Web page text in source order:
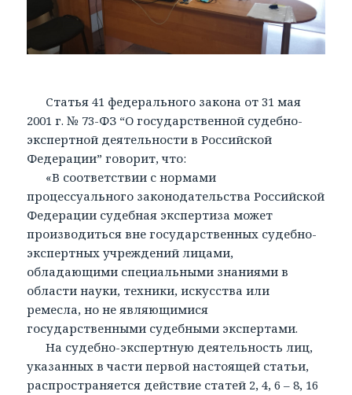
Статья 41 федерального закона от 31 мая
2001 г. № 73-ФЗ “О государственной судебно-
экспертной деятельности в Российской
Федерации” говорит, что:
«В соответствии с нормами
процессуального законодательства Российской
Федерации судебная экспертиза может
производиться вне государственных судебно-
экспертных учреждений лицами,
обладающими специальными знаниями в
области науки, техники, искусства или
ремесла, но не являющимися
государственными судебными экспертами.
На судебно-экспертную деятельность лиц,
указанных в части первой настоящей статьи,
распространяется действие статей 2, 4, 6 – 8, 16